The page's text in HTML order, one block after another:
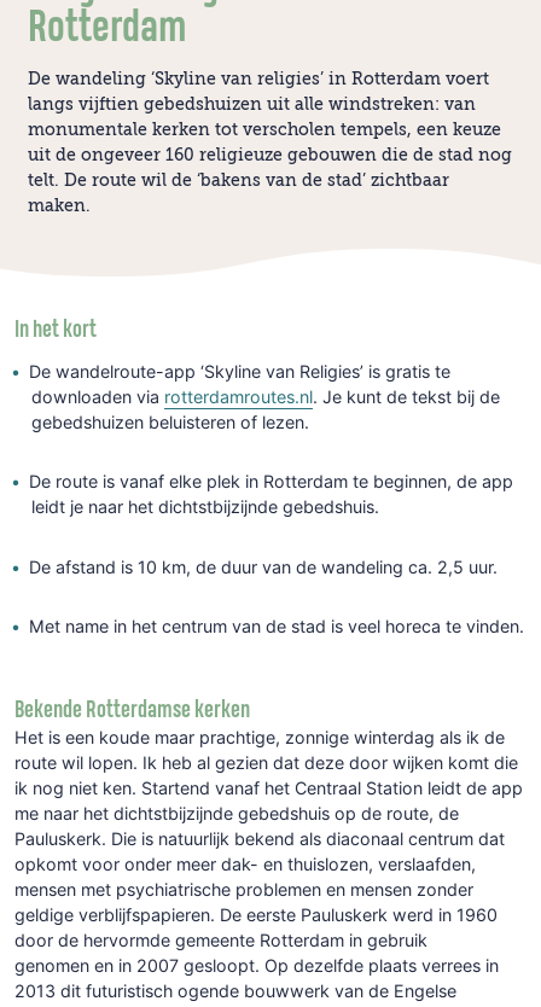
Rotterdam
De wandeling ‘Skyline van religies’ in Rotterdam voert
langs vijftien gebedshuizen uit alle windstreken: van
monumentale kerken tot verscholen tempels, een keuze
uit de ongeveer 160 religieuze gebouwen die de stad nog
telt. De route wil de ‘bakens van de stad’ zichtbaar
maken.
In het kort
De wandelroute-app ‘Skyline van Religies’ is gratis te
downloaden via rotterdamroutes.nl. Je kunt de tekst bij de
gebedshuizen beluisteren of lezen.
De route is vanaf elke plek in Rotterdam te beginnen, de app
leidt je naar het dichtstbijzijnde gebedshuis.
De afstand is 10 km, de duur van de wandeling ca. 2,5 uur.
Met name in het centrum van de stad is veel horeca te vinden.
Bekende Rotterdamse kerken
Het is een koude maar prachtige, zonnige winterdag als ik de
route wil lopen. Ik heb al gezien dat deze door wijken komt die
ik nog niet ken. Startend vanaf het Centraal Station leidt de app
me naar het dichtstbijzijnde gebedshuis op de route, de
Pauluskerk. Die is natuurlijk bekend als diaconaal centrum dat
opkomt voor onder meer dak- en thuislozen, verslaafden,
mensen met psychiatrische problemen en mensen zonder
geldige verblijfspapieren. De eerste Pauluskerk werd in 1960
door de hervormde gemeente Rotterdam in gebruik
genomen en in 2007 gesloopt. Op dezelfde plaats verrees in
2013 dit futuristisch ogende bouwwerk van de Engelse